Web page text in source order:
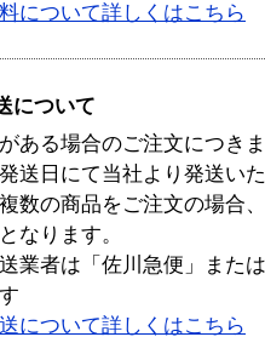
について詳しくはこちら
について
ある場合のご注文につき
送日にて当社より発送い
数の商品をご注文の場合
なります。
業者は「佐川急便」また
について詳しくはこちら